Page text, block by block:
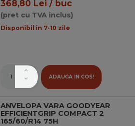
368,80 Lei / buc
(pret cu TVA inclus)
Disponibil in 7-10 zile
ADAUGA IN COS!
ANVELOPA VARA GOODYEAR
EFFICIENTGRIP COMPACT 2
165/60/R14 75H